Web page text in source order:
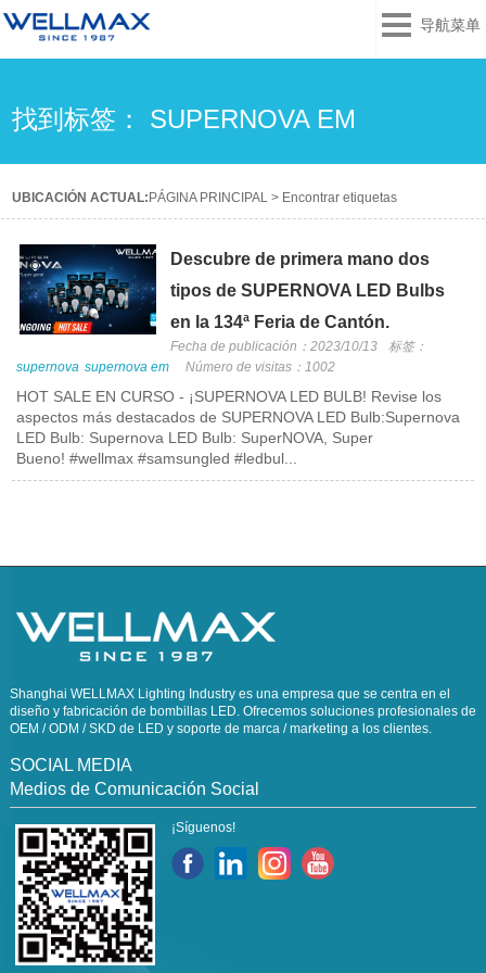
导航菜单
找到标签： SUPERNOVA EM
UBICACIÓN ACTUAL: PÁGINA PRINCIPAL > Encontrar etiquetas
Descubre de primera mano dos
tipos de SUPERNOVA LED Bulbs
en la 134ª Feria de Cantón.
Fecha de publicación：2023/10/13
标签：
supernova supernova em Número de visitas：1002
HOT SALE EN CURSO - ¡SUPERNOVA LED BULB! Revise los
aspectos más destacados de SUPERNOVA LED Bulb:Supernova
LED Bulb: Supernova LED Bulb: SuperNOVA, Super
Bueno! #wellmax #samsungled #ledbul...
Shanghai WELLMAX Lighting Industry es una empresa que se centra en el
diseño y fabricación de bombillas LED. Ofrecemos soluciones profesionales de
OEM / ODM / SKD de LED y soporte de marca / marketing a los clientes.
SOCIAL MEDIA
Medios de Comunicación Social
¡Síguenos!